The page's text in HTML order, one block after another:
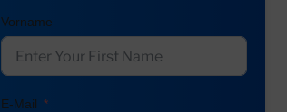
Vorname
E-Mail